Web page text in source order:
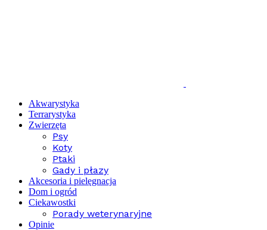
Akwarystyka
Terrarystyka
Zwierzęta
Psy
Koty
Ptaki
Gady i płazy
Akcesoria i pielęgnacja
Dom i ogród
Ciekawostki
Porady weterynaryjne
Opinie